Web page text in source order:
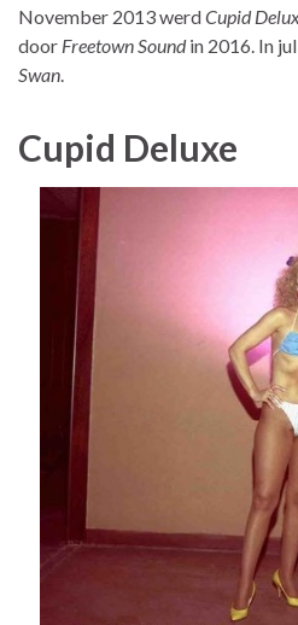
November 2013 werdCupid
door Freetown Soundin 2016. In
Swan
Cupid Deluxe